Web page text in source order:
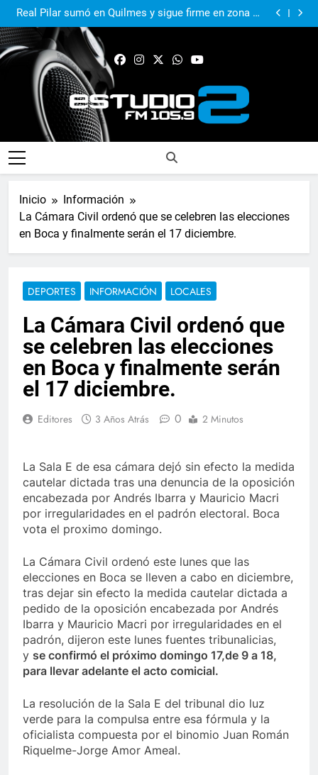
e identidad
Real Pilar sumó en Quilmes y sigue firme en zona de
Reducido
Murió Jorge Messi, el papá del 10 de la selección
El Municipio acompañó al Centro Papa Francisco en
El Municipio sigue apoyando los espacios de cultura
Real Pilar sumó en Quilmes y sigue firme en zona de
Murió Jorge Messi, el papá del 10 de la selección
argentina
FM Estudio 2
Inicio
Información
La Cámara Civil ordenó que se celebren las elecciones
en Boca y finalmente serán el 17 diciembre.
DEPORTES INFORMACIÓN LOCALES
La Cámara Civil ordenó que
se celebren las elecciones
en Boca y finalmente serán
el 17 diciembre.
Editores 3 Años Atrás 0 2 Minutos
La Sala E de esa cámara dejó sin efecto la medida
cautelar dictada tras una denuncia de la oposición
encabezada por Andrés Ibarra y Mauricio Macri
por irregularidades en el padrón electoral. Boca
vota el proximo domingo.
La Cámara Civil ordenó este lunes que las
elecciones en Boca se lleven a cabo en diciembre,
tras dejar sin efecto la medida cautelar dictada a
pedido de la oposición encabezada por Andrés
Ibarra y Mauricio Macri por irregularidades en el
padrón, dijeron este lunes fuentes tribunalicias,
y se confirmó el próximo domingo 17,de 9 a 18,
para llevar adelante el acto comicial.
La resolución de la Sala E del tribunal dio luz
verde para la compulsa entre esa fórmula y la
oficialista compuesta por el binomio Juan Román
Riquelme-Jorge Amor Ameal.